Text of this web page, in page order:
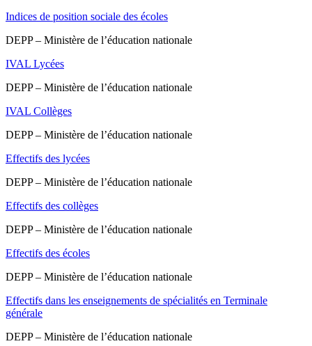
Indices de position sociale des écoles
DEPP – Ministère de l’éducation nationale
IVAL Lycées
DEPP – Ministère de l’éducation nationale
IVAL Collèges
DEPP – Ministère de l’éducation nationale
Effectifs des lycées
DEPP – Ministère de l’éducation nationale
Effectifs des collèges
DEPP – Ministère de l’éducation nationale
Effectifs des écoles
DEPP – Ministère de l’éducation nationale
Effectifs dans les enseignements de spécialités en Terminale
générale
DEPP – Ministère de l’éducation nationale